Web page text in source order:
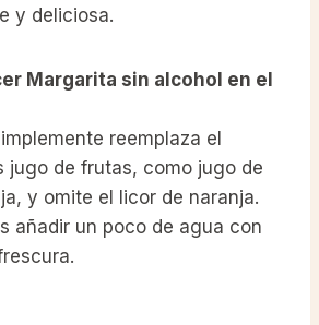
y deliciosa.
Margarita sin alcohol en el
reemplaza el
jugo de frutas, como jugo de
y omite el licor de naranja.
añadir un poco de agua con